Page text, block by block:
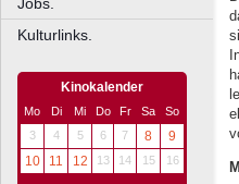
Kulturlinks.
Kinokalender
Mo Di Mi Do Fr Sa
So
3
4 5 6 7 8
9
10
11 12 13 14 15 16